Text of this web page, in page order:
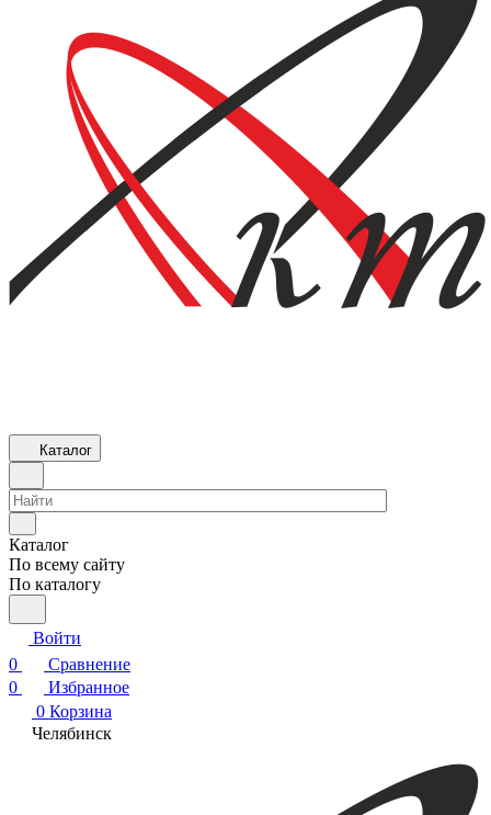
Каталог
Каталог
По всему сайту
По каталогу
Войти
0
Сравнение
0
Избранное
0 Корзина
Челябинск